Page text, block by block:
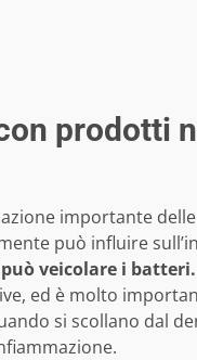
prodotti
importante
può influire
veicolare i batteri.
ed è molto
si scollano dal